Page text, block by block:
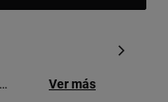
Ver más